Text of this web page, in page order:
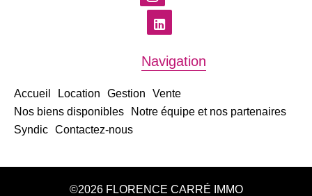
Navigation
Accueil Location Gestion
Vente
Nos biens disponibles
Notre équipe et nos partenaires
Syndic Contactez-nous
©2026 FLORENCE CARRÉ IMMO